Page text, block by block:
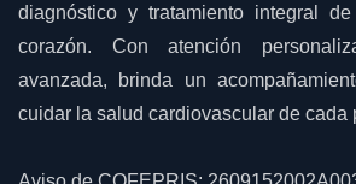
diagnóstico y tratamiento integral de
corazón. Con atención
avanzada, brinda un
cuidar la salud cardiovascular de cada